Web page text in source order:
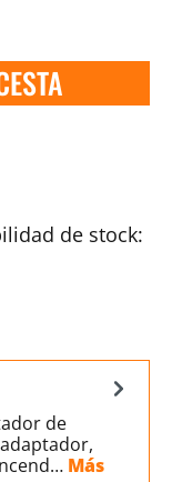
de stock:
de
Más